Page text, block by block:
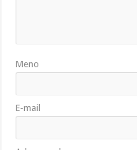
Meno
E-mail